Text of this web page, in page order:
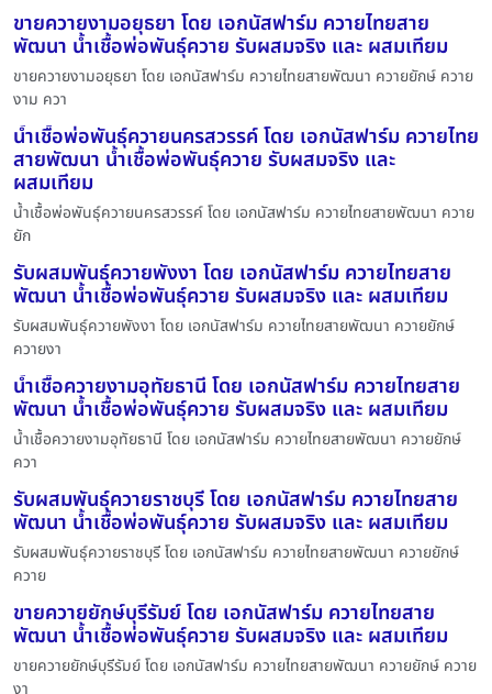
ขายควายงามอยุธยา โดย เอกนัสฟาร์ม ควายไทยสาย
พัฒนา น้ำเชื้อพ่อพันธุ์ควาย รับผสมจริง และ ผสมเทียม
ขายควายงามอยุธยา โดย เอกนัสฟาร์ม ควายไทยสายพัฒนา ควายยักษ์ ควาย
งาม ควา
น้ำเชื้อพ่อพันธุ์ควายนครสวรรค์ โดย เอกนัสฟาร์ม ควายไทย
สายพัฒนา น้ำเชื้อพ่อพันธุ์ควาย รับผสมจริง และ
ผสมเทียม
น้ำเชื้อพ่อพันธุ์ควายนครสวรรค์ โดย เอกนัสฟาร์ม ควายไทยสายพัฒนา ควาย
ยัก
รับผสมพันธุ์ควายพังงา โดย เอกนัสฟาร์ม ควายไทยสาย
พัฒนา น้ำเชื้อพ่อพันธุ์ควาย รับผสมจริง และ ผสมเทียม
รับผสมพันธุ์ควายพังงา โดย เอกนัสฟาร์ม ควายไทยสายพัฒนา ควายยักษ์
ควายงา
น้ำเชื้อควายงามอุทัยธานี โดย เอกนัสฟาร์ม ควายไทยสาย
พัฒนา น้ำเชื้อพ่อพันธุ์ควาย รับผสมจริง และ ผสมเทียม
น้ำเชื้อควายงามอุทัยธานี โดย เอกนัสฟาร์ม ควายไทยสายพัฒนา ควายยักษ์
ควา
รับผสมพันธุ์ควายราชบุรี โดย เอกนัสฟาร์ม ควายไทยสาย
พัฒนา น้ำเชื้อพ่อพันธุ์ควาย รับผสมจริง และ ผสมเทียม
รับผสมพันธุ์ควายราชบุรี โดย เอกนัสฟาร์ม ควายไทยสายพัฒนา ควายยักษ์
ควาย
ขายควายยักษ์บุรีรัมย์ โดย เอกนัสฟาร์ม ควายไทยสาย
พัฒนา น้ำเชื้อพ่อพันธุ์ควาย รับผสมจริง และ ผสมเทียม
ขายควายยักษ์บุรีรัมย์ โดย เอกนัสฟาร์ม ควายไทยสายพัฒนา ควายยักษ์ ควาย